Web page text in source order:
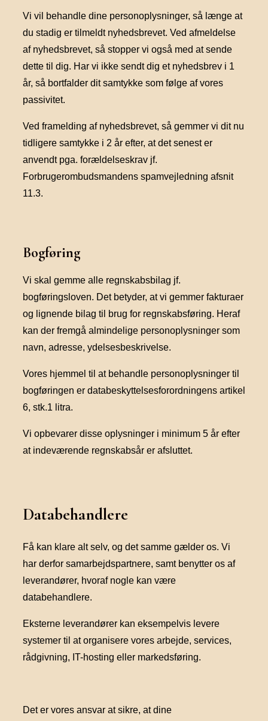
Vi vil behandle dine personoplysninger, så længe at
du stadig er tilmeldt nyhedsbrevet. Ved afmeldelse
af nyhedsbrevet, så stopper vi også med at sende
dette til dig. Har vi ikke sendt dig et nyhedsbrev i 1
år, så bortfalder dit samtykke som følge af vores
passivitet.
Ved framelding af nyhedsbrevet, så gemmer vi dit nu
tidligere samtykke i 2 år efter, at det senest er
anvendt pga. forældelseskrav jf.
Forbrugerombudsmandens spamvejledning afsnit
11.3.
Bogføring
Vi skal gemme alle regnskabsbilag jf.
bogføringsloven. Det betyder, at vi gemmer fakturaer
og lignende bilag til brug for regnskabsføring. Heraf
kan der fremgå almindelige personoplysninger som
navn, adresse, ydelsesbeskrivelse.
Vores hjemmel til at behandle personoplysninger til
bogføringen er databeskyttelsesforordningens artikel
6, stk.1 litra.
Vi opbevarer disse oplysninger i minimum 5 år efter
at indeværende regnskabsår er afsluttet.
Databehandlere
Få kan klare alt selv, og det samme gælder os. Vi
har derfor samarbejdspartnere, samt benytter os af
leverandører, hvoraf nogle kan være
databehandlere.
Eksterne leverandører kan eksempelvis levere
systemer til at organisere vores arbejde, services,
rådgivning, IT-hosting eller markedsføring.
Det er vores ansvar at sikre, at dine